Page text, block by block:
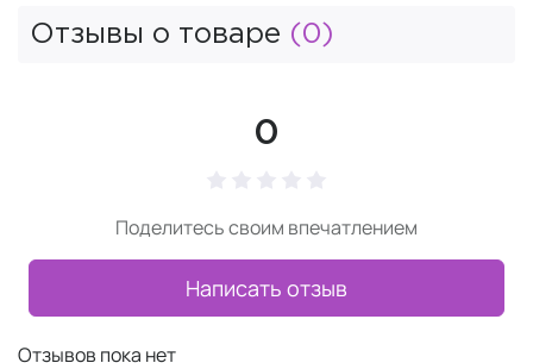
Отзывы о товаре (0)
0
Поделитесь своим впечатлением
Написать отзыв
Отзывов пока нет